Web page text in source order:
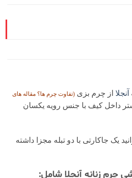
آنجلا از چرم بزی (تفاوت چرم ها؟ مقاله های
داخل کیف با جنس رویه یکسان
یک جاکارتی با دو تبله مجزا داشته
چرم زنانه آنجلا شامل: